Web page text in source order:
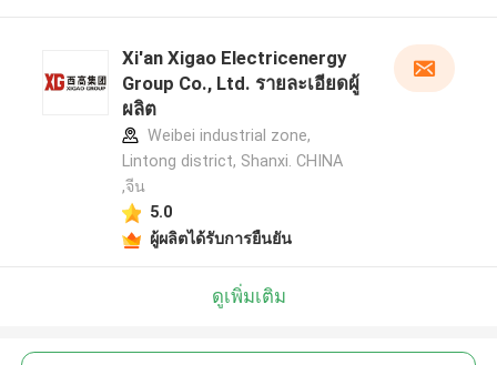
Xi'an Xigao Electricenergy
Group Co., Ltd. รายละเอียดผู้
ผลิต
Weibei industrial zone,
Lintong district, Shanxi. CHINA
,จีน
5.0
ผู้ผลิตได้รับการยืนยัน
ดูเพิ่มเติม